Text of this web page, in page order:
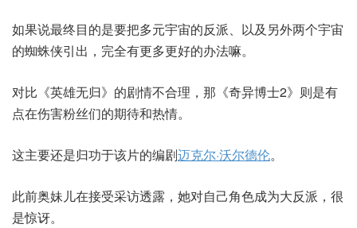
如果说最终目的是要把多元宇宙的反派、以及另外两个宇宙
的蜘蛛侠引出，完全有更多更好的办法嘛。
对比《英雄无归》的剧情不合理，那《奇异博士2》则是有
点在伤害粉丝们的期待和热情。
这主要还是归功于该片的编剧迈克尔·沃尔德伦。
此前奥妹儿在接受采访透露，她对自己角色成为大反派，很
是惊讶。